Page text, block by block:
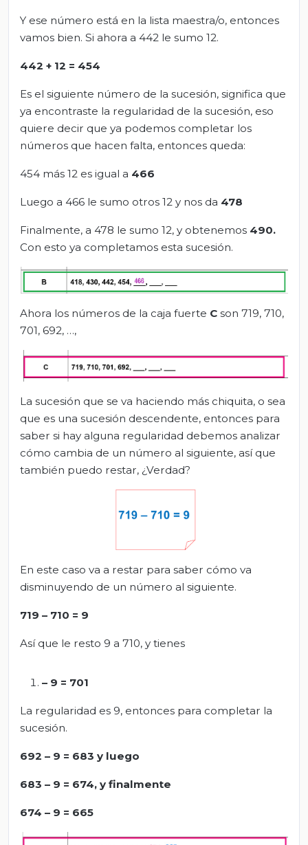
Y ese número está en la lista maestra/o, entonces
vamos bien. Si ahora a 442 le sumo 12.
442 + 12 = 454
Es el siguiente número de la sucesión, significa que
ya encontraste la regularidad de la sucesión, eso
quiere decir que ya podemos completar los
números que hacen falta, entonces queda:
454 más 12 es igual a 466
Luego a 466 le sumo otros 12 y nos da 478
Finalmente, a 478 le sumo 12, y obtenemos 490.
Con esto ya completamos esta sucesión.
Ahora los números de la caja fuerte C son 719, 710,
701, 692, …,
La sucesión que se va haciendo más chiquita, o sea
que es una sucesión descendente, entonces para
saber si hay alguna regularidad debemos analizar
cómo cambia de un número al siguiente, así que
también puedo restar, ¿Verdad?
En este caso va a restar para saber cómo va
disminuyendo de un número al siguiente.
719 – 710 = 9
Así que le resto 9 a 710, y tienes
– 9 = 701
La regularidad es 9, entonces para completar la
sucesión.
692 – 9 = 683 y luego
683 – 9 = 674, y finalmente
674 – 9 = 665